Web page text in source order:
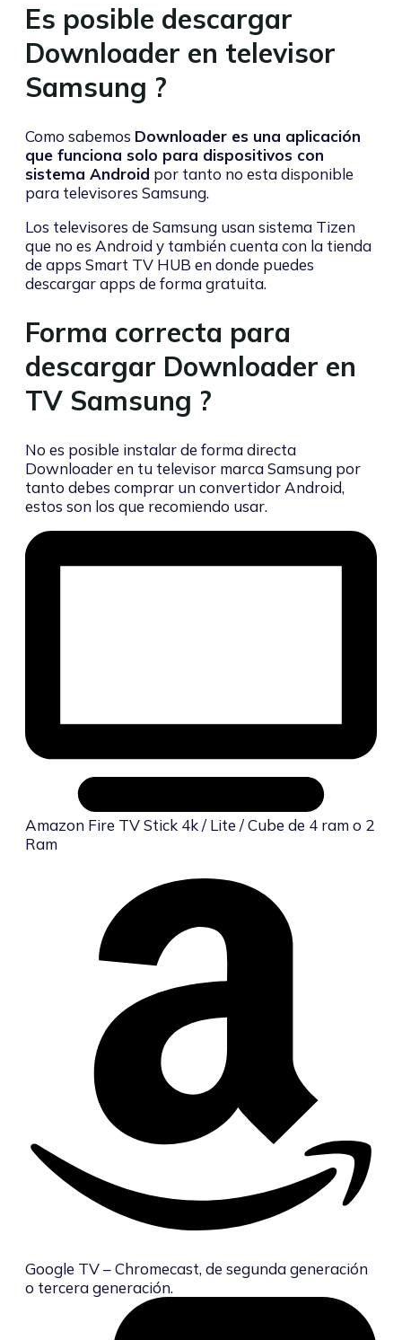
Es posible descargar
Downloader en televisor
Samsung ?
Como sabemos Downloader es una aplicación
que funciona solo para dispositivos con
sistema Android por tanto no esta disponible
para televisores Samsung.
Los televisores de Samsung usan sistema Tizen
que no es Android y también cuenta con la tienda
de apps Smart TV HUB en donde puedes
descargar apps de forma gratuita.
Forma correcta para
descargar Downloader en
TV Samsung ?
No es posible instalar de forma directa
Downloader en tu televisor marca Samsung por
tanto debes comprar un convertidor Android,
estos son los que recomiendo usar.
Amazon Fire TV Stick 4k / Lite / Cube de 4 ram o 2
Ram
Google TV – Chromecast, de segunda generación
o tercera generación.